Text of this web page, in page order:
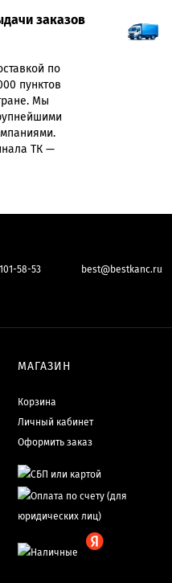
заказов
по
пунктов
Мы
ТК —
58-53 best@bestkanc.ru
МАГАЗИН
Корзина
Личный кабинет
Оформить заказ